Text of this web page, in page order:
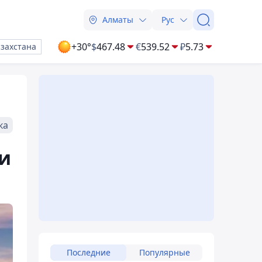
Алматы Рус
+30°$467.48 €539.52 ₽5.73
Последние Популярные